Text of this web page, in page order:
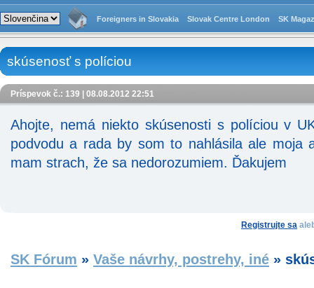
Foreigners in Slovakia Slovak Centre London SK
skúsenosť s políciou
Príspevok č.: 139 | 08.08.2012 22:51
Ahojte, nemá niekto skúsenosti s políciou v
podvodu a rada by som to nahlásila ale moja
mam strach, že sa nedorozumiem. Ďakujem
Registrujte sa
SK Fórum » Vaše návrhy, postrehy, iné »